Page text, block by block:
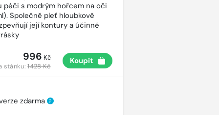
péči s modrým hořcem na oči
Společně pleť hloubkově
její kontury a účinně
996 Kč
stánku:1428 Kč
Koupit
zdarma ?